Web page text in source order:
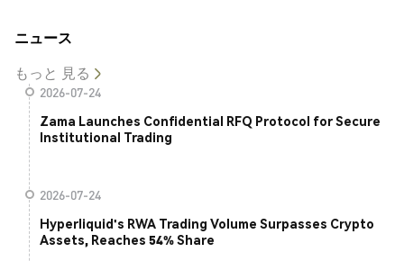
ニュース
もっと 見る
2026-07-24
Zama Launches Confidential RFQ Protocol for Secure
Institutional Trading
2026-07-24
Hyperliquid's RWA Trading Volume Surpasses Crypto
Assets, Reaches 54% Share